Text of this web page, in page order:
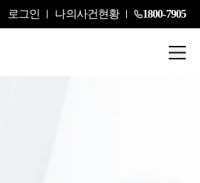
로그인 나의사건현황 1800-7905